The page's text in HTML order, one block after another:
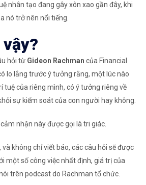
nhân tạo đang gây xôn xao gần đây, khi
nó trở nên nổi tiếng.
hỏi từ Gideon Rachman của Financial
lo lắng trước ý tưởng rằng, một lúc nào
tuệ của riêng mình, có ý tưởng riêng về
sự kiểm soát của con người hay không.
nhận này được gọi là tri giác.
và không chỉ viết báo, các câu hỏi sẽ được
một số công việc nhất định, giá trị của
trên podcast do Rachman tổ chức.